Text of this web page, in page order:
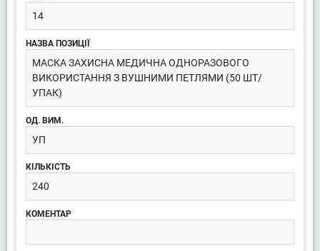
14
МАСКА ЗАХИСНА МЕДИЧНА ОДНОРАЗОВОГО
ВИКОРИСТАННЯ З ВУШНИМИ ПЕТЛЯМИ (50 ШТ/
УПАК)
УП
240